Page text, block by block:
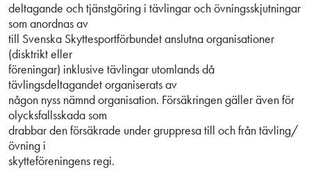
deltagande och tjänstgöring i tävlingar och övningsskjutningar
som anordnas av
till Svenska Skyttesportförbundet anslutna organisationer
(disktrikt eller
föreningar) inklusive tävlingar utomlands då
tävlingsdeltagandet organiserats av
någon nyss nämnd organisation. Försäkringen gäller även för
olycksfallsskada som
drabbar den försäkrade under gruppresa till och från tävling/
övning i
skytteföreningens regi.